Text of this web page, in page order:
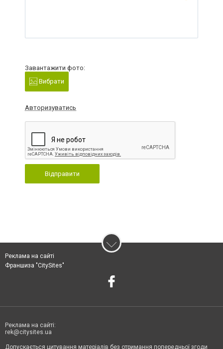
Завантажити фото:
Вибрати
Авторизуватись
Відправити
Реклама на сайті
Франшиза "CitySites"
Реклама на сайті:
rek@citysites.ua
Допускається цитування матеріалів без отримання попередньої згоди